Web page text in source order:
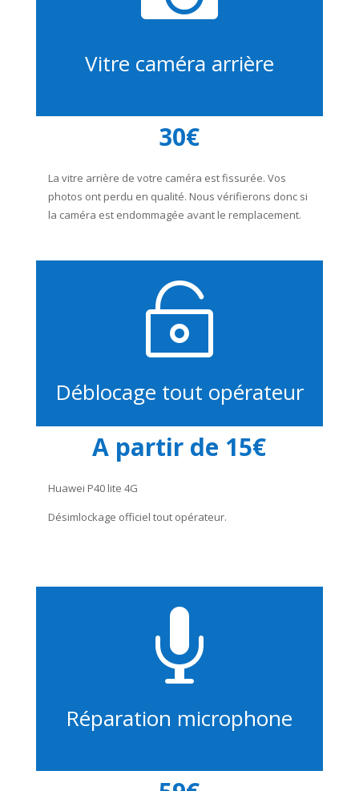
Vitre caméra arrière
30€
La vitre arrière de votre caméra est fissurée. Vos
photos ont perdu en qualité. Nous vérifierons donc si
la caméra est endommagée avant le remplacement.

Déblocage tout opérateur
A partir de 15€
Huawei P40 lite 4G
Désimlockage officiel tout opérateur.

Réparation microphone